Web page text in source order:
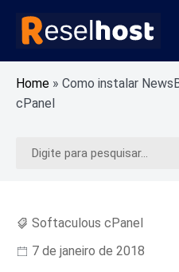
para
Reselhost
Alojamento Web Rápido e
Home » Como instalar
cPanel
Pesquisar
Softaculous cPanel
7 de janeiro de 2018